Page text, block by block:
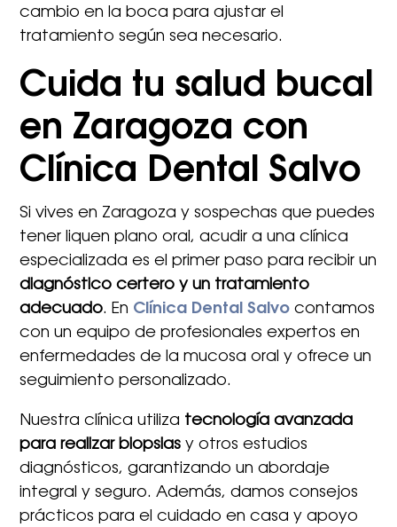
cambio en la boca para ajustar el
tratamiento según sea necesario.
Cuida tu salud bucal
en Zaragoza con
Clínica Dental Salvo
Si vives en Zaragoza y sospechas que puedes
tener liquen plano oral, acudir a una clínica
especializada es el primer paso para recibir un
diagnóstico certero y un tratamiento
adecuado. En Clínica Dental Salvo contamos
con un equipo de profesionales expertos en
enfermedades de la mucosa oral y ofrece un
seguimiento personalizado.
Nuestra clínica utiliza tecnología avanzada
para realizar biopsias y otros estudios
diagnósticos, garantizando un abordaje
integral y seguro. Además, damos consejos
prácticos para el cuidado en casa y apoyo